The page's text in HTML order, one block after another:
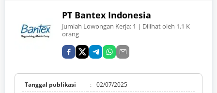
PT Bantex Indonesia
Jumlah Lowongan Kerja: 1 | Dilihat oleh 1.1 K
orang
Tanggal publikasi : 02/07/2025